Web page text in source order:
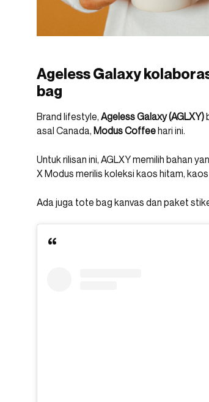
Ageless Galaxy
bag
Brand lifestyle, Ageless Galaxy (AGLXY)
asal Canada, Modus Coffeehari ini.
Untuk rilisan ini, AGLXY memilih bahan
X Modus merilis koleksi kaos hitam,
Ada juga tote bag kanvas dan paket